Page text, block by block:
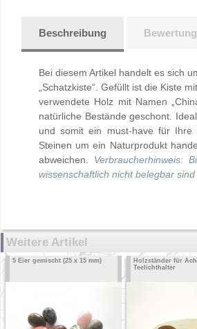
Beschreibung
Bei diesem Artikel handelt es sich
„Schatzkiste“. Gefüllt ist die Kiste
verwendete Holz mit Namen
natürliche Bestände geschont.
und somit ein must-have für Ihre
Steinen um ein Naturprodukt
abweichen. Verbraucherhinweis:
wissenschaftlich nicht belegbar
Weitere Artikel
5 Eier gemischt (25 x 15 mm)
Holzständer für
Teelichthalter